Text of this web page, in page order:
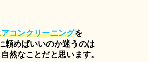
コンクリーニングを
頼めばいいのか迷うのは
然なことだと思います。